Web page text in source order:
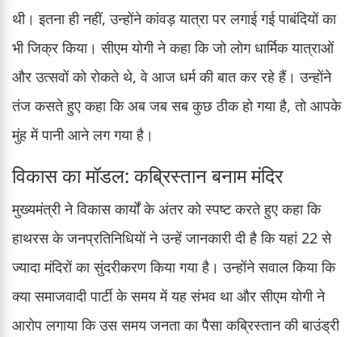
थी। इतना ही नहीं, उन्होंने कांवड़ यात्रा पर लगाई गई पाबंदियों का
भी जिक्र किया। सीएम योगी ने कहा कि जो लोग धार्मिक यात्राओं
और उत्सवों को रोकते थे, वे आज धर्म की बात कर रहे हैं। उन्होंने
तंज कसते हुए कहा कि अब जब सब कुछ ठीक हो गया है, तो आपके
मुंह में पानी आने लग गया है।
विकास का मॉडल: कब्रिस्तान बनाम मंदिर
मुख्यमंत्री ने विकास कार्यों के अंतर को स्पष्ट करते हुए कहा कि
हाथरस के जनप्रतिनिधियों ने उन्हें जानकारी दी है कि यहां 22 से
ज्यादा मंदिरों का सुंदरीकरण किया गया है। उन्होंने सवाल किया कि
क्या समाजवादी पार्टी के समय में यह संभव था और सीएम योगी ने
आरोप लगाया कि उस समय जनता का पैसा कब्रिस्तान की बाउंड्री